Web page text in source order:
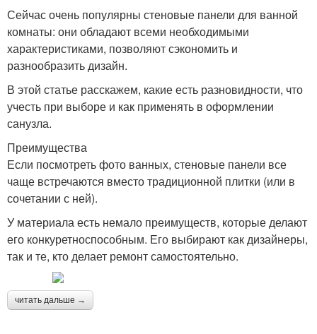
Сейчас очень популярны стеновые панели для ванной
комнаты: они обладают всеми необходимыми
характеристиками, позволяют сэкономить и
разнообразить дизайн.
В этой статье расскажем, какие есть разновидности, что
учесть при выборе и как применять в оформлении
санузла.
Преимущества
Если посмотреть фото ванных, стеновые панели все
чаще встречаются вместо традиционной плитки (или в
сочетании с ней).
У материала есть немало преимуществ, которые делают
его конкуретноспособным. Его выбирают как дизайнеры,
так и те, кто делает ремонт самостоятельно.
читать дальше →